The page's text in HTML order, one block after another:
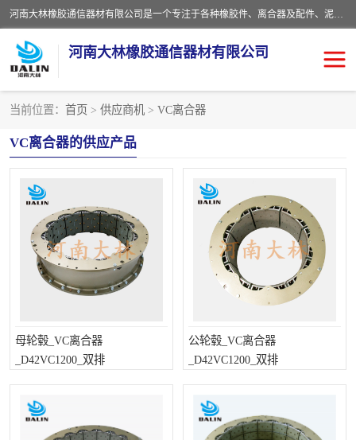
河南大林橡胶通信器材有限公司是一个专注于各种橡胶件、离合器及配件、泥浆泵及配件等产品设计制造和加工的企业。产品应用于矿山、冶金、石油、钢铁、化工、水泥、船舶、造纸、通用机械等各种大功率机械传动或制动装置。
河南大林橡胶通信器材有限公司
当前位置： 首页 > 供应商机 > VC离合器
VC离合器的供应产品
母轮毂_VC离合器
_D42VC1200_双排
公轮毂_VC离合器
_D42VC1200_双排
推盘离合器
PO隔膜离合器 气胎离合器
泥浆泵空气包胶囊 气动元件
DY隔膜式离合器 CB离合器
KB离合器 实芯轮胎
PTO离合器 联轴器
橡胶件 液力端配件